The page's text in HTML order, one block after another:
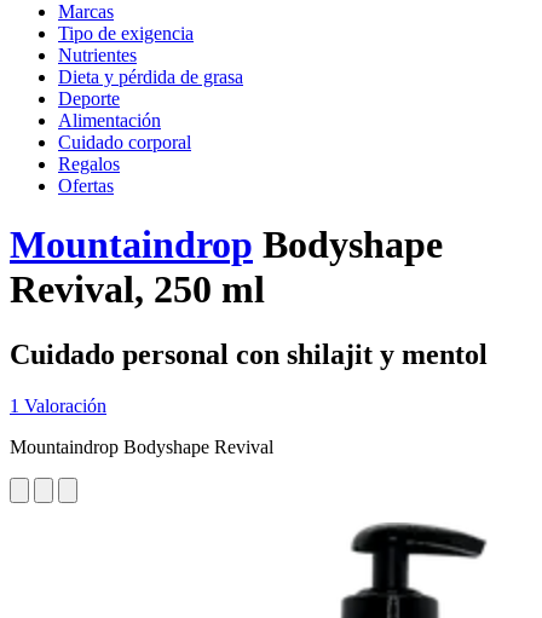
Marcas
Tipo de exigencia
Nutrientes
Dieta y pérdida de grasa
Deporte
Alimentación
Cuidado corporal
Regalos
Ofertas
Mountaindrop Bodyshape
Revival, 250 ml
Cuidado personal con shilajit y mentol
1 Valoración
Mountaindrop Bodyshape Revival